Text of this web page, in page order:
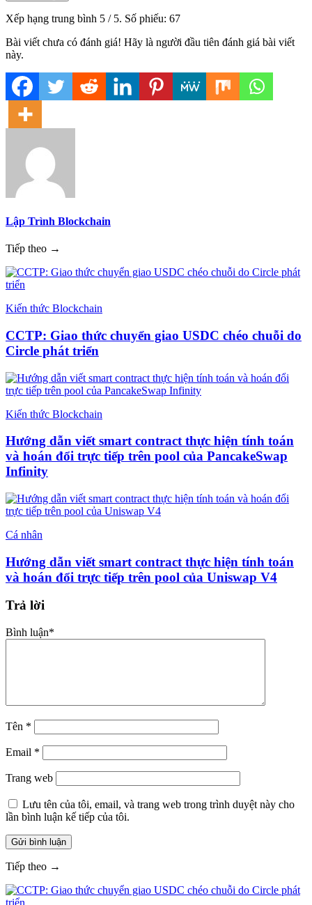
Xếp hạng trung bình 5 / 5. Số phiếu: 67
Bài viết chưa có đánh giá! Hãy là người đầu tiên đánh giá bài viết
này.
Lập Trình Blockchain
Tiếp theo →
Kiến thức Blockchain
CCTP: Giao thức chuyển giao USDC chéo chuỗi do
Circle phát triển
Kiến thức Blockchain
Hướng dẫn viết smart contract thực hiện tính toán
và hoán đổi trực tiếp trên pool của PancakeSwap
Infinity
Cá nhân
Hướng dẫn viết smart contract thực hiện tính toán
và hoán đổi trực tiếp trên pool của Uniswap V4
Trả lời
Bình luận*
Tên *
Email *
Trang web
Lưu tên của tôi, email, và trang web trong trình duyệt này cho
lần bình luận kế tiếp của tôi.
Tiếp theo →